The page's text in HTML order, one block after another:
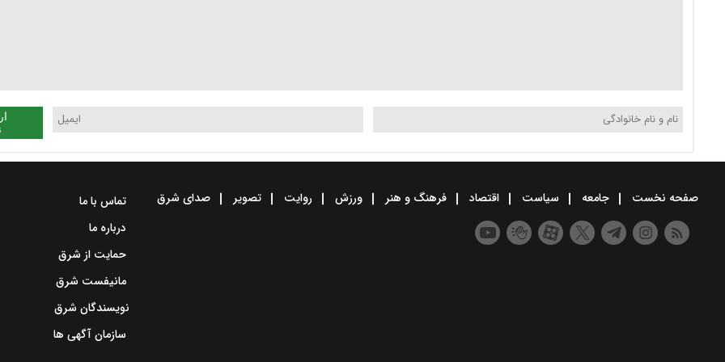
صفحه نخست جامعه سیاست اقتصاد فرهنگ و هنر ورزش روایت تصویر صدای شرق
تماس با ما
درباره ما
حمایت از شرق
مانیفست شرق
نویسندگان شرق
سازمان آگهی ها